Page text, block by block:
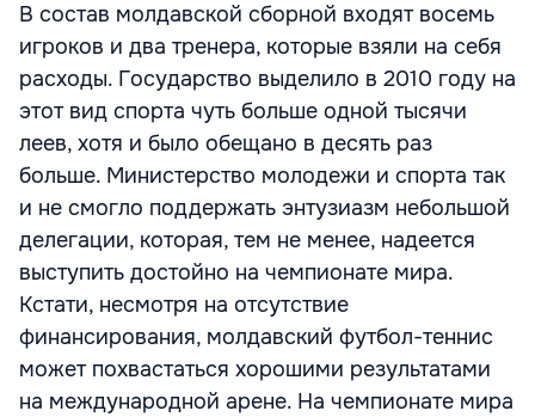
В состав молдавской сборной входят восемь
игроков и два тренера, которые взяли на себя
расходы. Государство выделило в 2010 году на
этот вид спорта чуть больше одной тысячи
леев, хотя и было обещано в десять раз
больше. Министерство молодежи и спорта так
и не смогло поддержать энтузиазм небольшой
делегации, которая, тем не менее, надеется
выступить достойно на чемпионате мира.
Кстати, несмотря на отсутствие
финансирования, молдавский футбол-теннис
может похвастаться хорошими результатами
на международной арене. На чемпионате мира